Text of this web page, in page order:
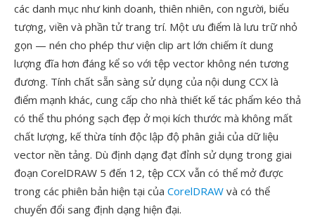
các danh mục như kinh doanh, thiên nhiên, con người, biểu
tượng, viền và phần tử trang trí. Một ưu điểm là lưu trữ nhỏ
gọn — nén cho phép thư viện clip art lớn chiếm ít dung
lượng đĩa hơn đáng kể so với tệp vector không nén tương
đương. Tính chất sẵn sàng sử dụng của nội dung CCX là
điểm mạnh khác, cung cấp cho nhà thiết kế tác phẩm kéo thả
có thể thu phóng sạch đẹp ở mọi kích thước mà không mất
chất lượng, kế thừa tính độc lập độ phân giải của dữ liệu
vector nền tảng. Dù định dạng đạt đỉnh sử dụng trong giai
đoạn CorelDRAW 5 đến 12, tệp CCX vẫn có thể mở được
trong các phiên bản hiện tại của CorelDRAW và có thể
chuyển đổi sang định dạng hiện đại.